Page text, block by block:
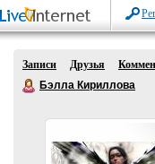
Записи Друзья
Бэлла Кириллова